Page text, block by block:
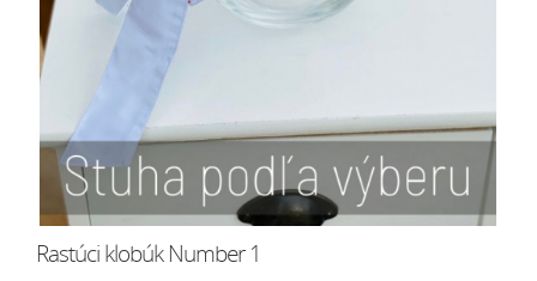
Rastúci klobúk Number 1